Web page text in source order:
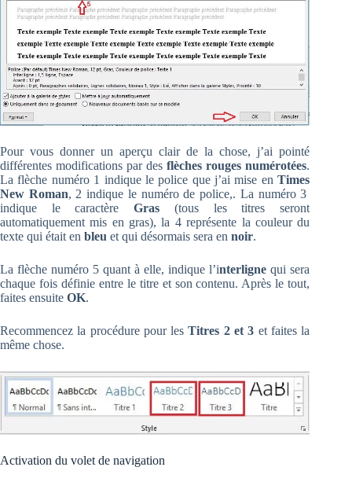
Pour vous donner un aperçu clair de la chose, j’ai pointé
différentes modifications par desflèches rouges numérotées.
La flèche numéro 1 indique le police que j’ai mise enTimes
New Roman, 2 indique le numéro de police,. La numéro 3
indique le caractèreGras (tous les titres seront
automatiquement mis en gras), la 4 représente la couleur du
texte qui était en bleu et qui désormais sera en noir.
La flèche numéro 5 quant à elle, indique l’interligne qui sera
chaque fois définie entre le titre et son contenu. Après le tout,
faites ensuite OK.
Recommencez la procédure pour lesTitres 2 et 3 et faites la
même chose.
Activation du volet de navigation